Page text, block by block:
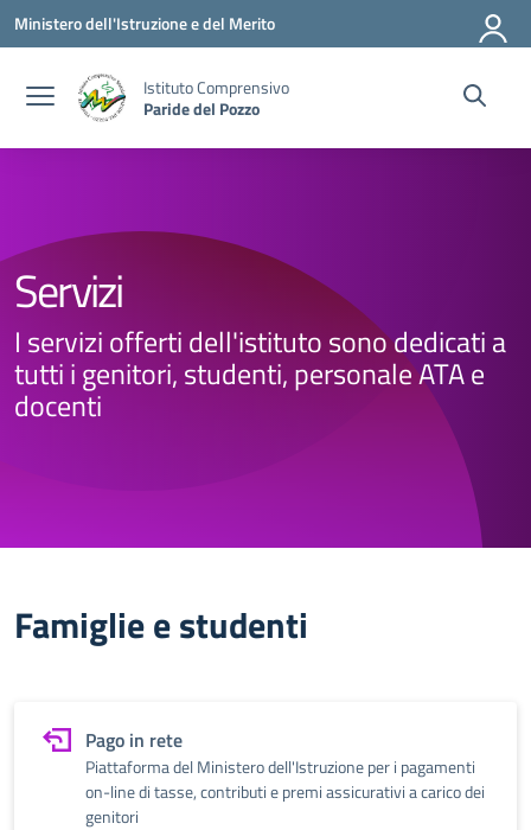
Vai ai contenuti
Vai al menu di navigazione
Vai al footer
Ministero dell'Istruzione e del Merito
Istituto Comprensivo
Paride del Pozzo
Servizi
I servizi offerti dell'istituto sono dedicati a
tutti i genitori, studenti, personale ATA e
docenti
Famiglie e studenti
Pago in rete
Piattaforma del Ministero dell'Istruzione per i pagamenti
on-line di tasse, contributi e premi assicurativi a carico dei
genitori